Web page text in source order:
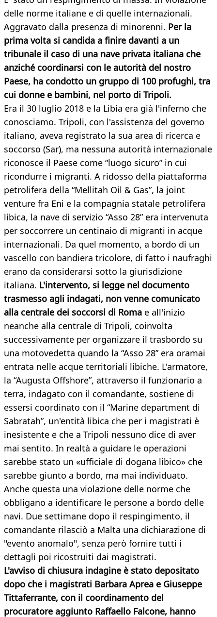
delle norme italiane e di quelle internazionali.
Aggravato dalla presenza di minorenni. Per la
prima volta si candida a finire davanti a un
tribunale il caso di una nave privata italiana che
anziché coordinarsi con le autorità del nostro
Paese, ha condotto un gruppo di 100 profughi, tra
cui donne e bambini, nel porto di Tripoli.
Era il 30 luglio 2018 e la Libia era già l'inferno che
conosciamo. Tripoli, con l'assistenza del governo
italiano, aveva registrato la sua area di ricerca e
soccorso (Sar), ma nessuna autorità internazionale
riconosce il Paese come “luogo sicuro” in cui
ricondurre i migranti. A ridosso della piattaforma
petrolifera della “Mellitah Oil & Gas”, la joint
venture fra Eni e la compagnia statale petrolifera
libica, la nave di servizio “Asso 28” era intervenuta
per soccorrere un centinaio di migranti in acque
internazionali. Da quel momento, a bordo di un
vascello con bandiera tricolore, di fatto i naufraghi
erano da considerarsi sotto la giurisdizione
italiana. L'intervento, si legge nel documento
trasmesso agli indagati, non venne comunicato
alla centrale dei soccorsi di Roma e all'inizio
neanche alla centrale di Tripoli, coinvolta
successivamente per organizzare il trasbordo su
una motovedetta quando la “Asso 28” era oramai
entrata nelle acque territoriali libiche. L'armatore,
la “Augusta Offshore”, attraverso il funzionario a
terra, indagato con il comandante, sostiene di
essersi coordinato con il “Marine department di
Sabratah”, un'entità libica che per i magistrati è
inesistente e che a Tripoli nessuno dice di aver
mai sentito. In realtà a guidare le operazioni
sarebbe stato un «ufficiale di dogana libico» che
sarebbe giunto a bordo, ma mai individuato.
Anche questa una violazione delle norme che
obbligano a identificare le persone a bordo delle
navi. Due settimane dopo il respingimento, il
comandante rilasciò a Malta una dichiarazione di
"evento anomalo", senza però fornire tutti i
dettagli poi ricostruiti dai magistrati.
L'avviso di chiusura indagine è stato depositato
dopo che i magistrati Barbara Aprea e Giuseppe
Tittaferrante, con il coordinamento del
procuratore aggiunto Raffaello Falcone, hanno